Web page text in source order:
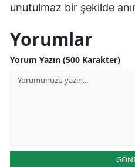
unutulmaz bir şekilde
Yorumlar
Yorum Yazın (500 Karakter)